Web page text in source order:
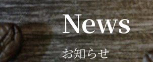
VIEW MORE
VIEW MORE
VIEW MORE
News
お知らせ